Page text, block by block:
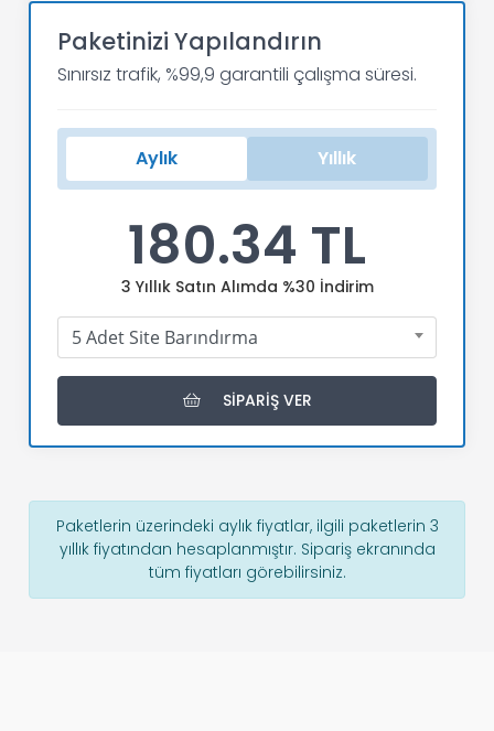
Paketinizi Yapılandırın
Sınırsız trafik, %99,9 garantili çalışma süresi.
Aylık Yıllık
180.34 TL
3 Yıllık Satın Alımda %30 İndirim
Alan Adı Adeti
5 Adet Site Barındırma
SIPARIŞ VER
Paketlerin üzerindeki aylık fiyatlar, ilgili paketlerin 3
yıllık fiyatından hesaplanmıştır. Sipariş ekranında
tüm fiyatları görebilirsiniz.